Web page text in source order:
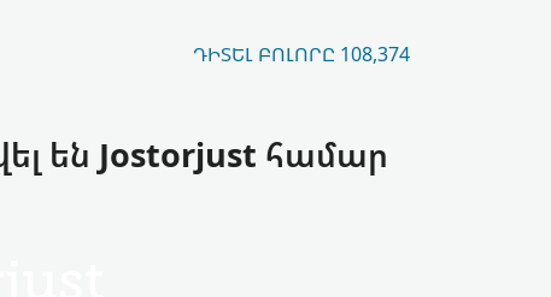
ԴԻՏԵԼ ԲՈԼՈՐԸ 108,374
են Jostorjust համար